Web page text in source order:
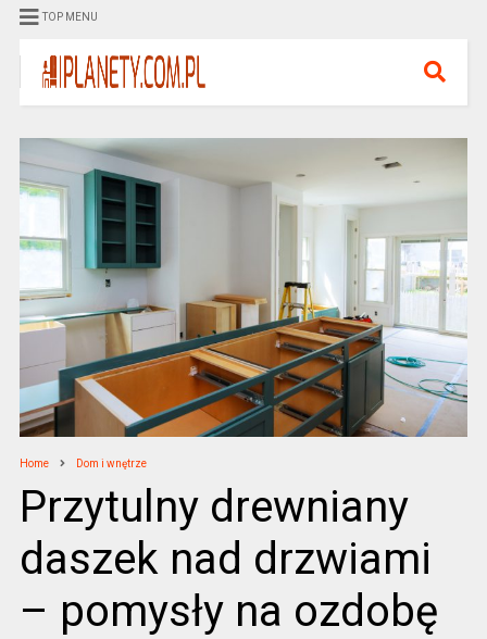
TOP MENU
Home Dom i wnętrze
Przytulny drewniany
daszek nad drzwiami
– pomysły na ozdobę